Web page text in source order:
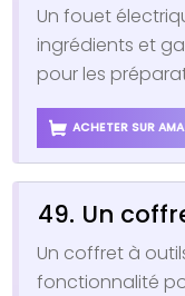
Un fouet
ingrédients et
pour les
ACHETER SUR
49. Un
Un coffret à
fonctionnalité